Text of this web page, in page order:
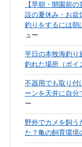
【早朝・開園前
設の夏休み・お盆
釣りをするには朝
ュー
平日の本牧海釣り
釣れた場所（ポイ
不器用でも取り付
ーンを天井に自分
ー
野外でカメを飼う
た？亀の飼育環境